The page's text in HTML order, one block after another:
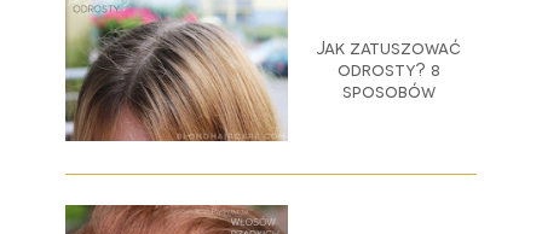
Jak zatuszować
odrosty? 8
sposobów